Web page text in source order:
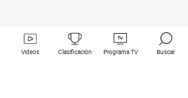
Videos Clasificación Programa TV Buscar